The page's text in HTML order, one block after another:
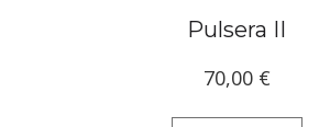
Pulsera II
70,00 €